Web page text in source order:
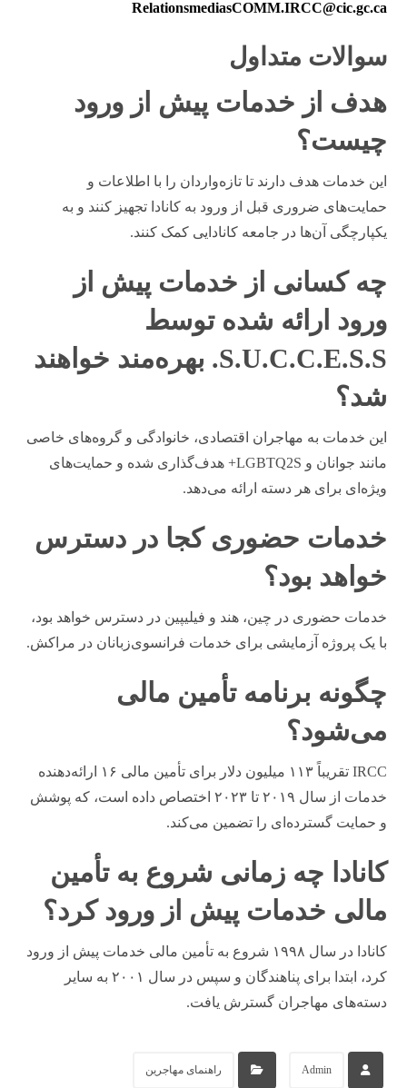
RelationsmediasCOMM.IRCC@cic.gc.ca
سوالات متداول
هدف از خدمات پیش از ورود
چیست؟
این خدمات هدف دارند تا تازه‌واردان را با اطلاعات و
حمایت‌های ضروری قبل از ورود به کانادا تجهیز کنند و به
یکپارچگی آن‌ها در جامعه کانادایی کمک کنند.
چه کسانی از خدمات پیش از
ورود ارائه شده توسط
S.U.C.C.E.S.S. بهره‌مند خواهند
شد؟
این خدمات به مهاجران اقتصادی، خانوادگی و گروه‌های خاصی
مانند جوانان و LGBTQ2S+ هدف‌گذاری شده و حمایت‌های
ویژه‌ای برای هر دسته ارائه می‌دهد.
خدمات حضوری کجا در دسترس
خواهد بود؟
خدمات حضوری در چین، هند و فیلیپین در دسترس خواهد بود،
با یک پروژه آزمایشی برای خدمات فرانسوی‌زبانان در مراکش.
چگونه برنامه تأمین مالی
می‌شود؟
IRCC تقریباً ۱۱۳ میلیون دلار برای تأمین مالی ۱۶ ارائه‌دهنده
خدمات از سال ۲۰۱۹ تا ۲۰۲۳ اختصاص داده است، که پوشش
و حمایت گسترده‌ای را تضمین می‌کند.
کانادا چه زمانی شروع به تأمین
مالی خدمات پیش از ورود کرد؟
کانادا در سال ۱۹۹۸ شروع به تأمین مالی خدمات پیش از ورود
کرد، ابتدا برای پناهندگان و سپس در سال ۲۰۰۱ به سایر
دسته‌های مهاجران گسترش یافت.
Admin راهنمای مهاجرین